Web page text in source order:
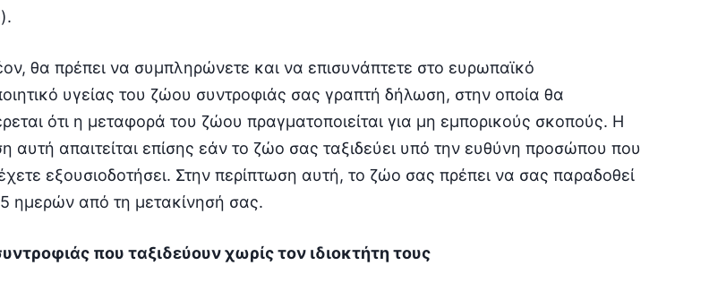
θα πρέπει να συμπληρώνετε και να επισυνάπτετε στο ευρωπαϊκό
υγείας του ζώου συντροφιάς σας γραπτή δήλωση, στην οποία θα
ότι η μεταφορά του ζώου πραγματοποιείται για μη εμπορικούς σκοπούς. Η
αυτή απαιτείται επίσης εάν το ζώο σας ταξιδεύει υπό την ευθύνη προσώπου που
εξουσιοδοτήσει. Στην περίπτωση αυτή, το ζώο σας πρέπει να σας παραδοθεί
ημερών από τη μετακίνησή σας.
που ταξιδεύουν χωρίς τον ιδιοκτήτη τους